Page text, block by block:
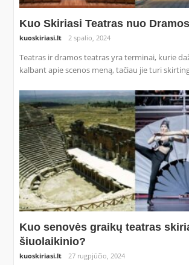
Kuo Skiriasi Teatras nuo
kuoskiriasi.lt 2 spalio, 2024
Teatras ir dramos teatras yra terminai, kurie
kalbant apie scenos meną, tačiau jie turi
Kuo senovės graikų teatras
šiuolaikinio?
kuoskiriasi.lt 27 rugpjūčio, 2024